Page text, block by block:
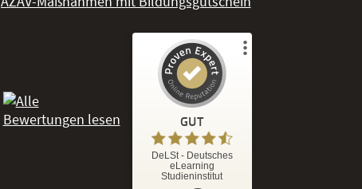
GUT
DeLSt - Deutsches
eLearning
Studieninstitut
Kundenbewertungen und Erfahrungen zu
DeLSt - Deutsches eLearning Studieninstitut
ProvenExpert.com